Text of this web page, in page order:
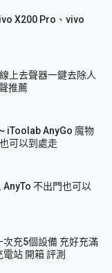
X200 Pro、vivo
上去聲器一鍵去除人
推薦
iToolab AnyGo 魔物
可以到處走
不出門也可以
充5個設備 充好充滿
電站 開箱 評測